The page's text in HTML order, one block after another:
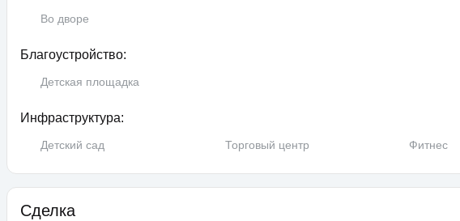
Во дворе
Благоустройство:
Детская площадка
Инфраструктура:
Детский сад Торговый центр Фитнес
Сделка